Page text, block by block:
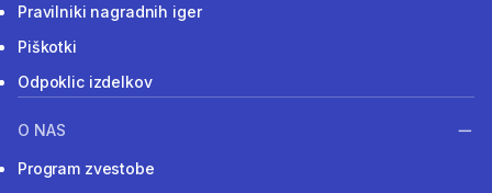
Pravilniki nagradnih iger
Piškotki
Odpoklic izdelkov
O NAS
Program zvestobe